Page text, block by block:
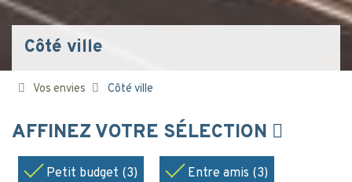
Côté ville
Vos envies Côté ville
AFFINEZ VOTRE SÉLECTION
Petit budget (3) Entre amis (3)